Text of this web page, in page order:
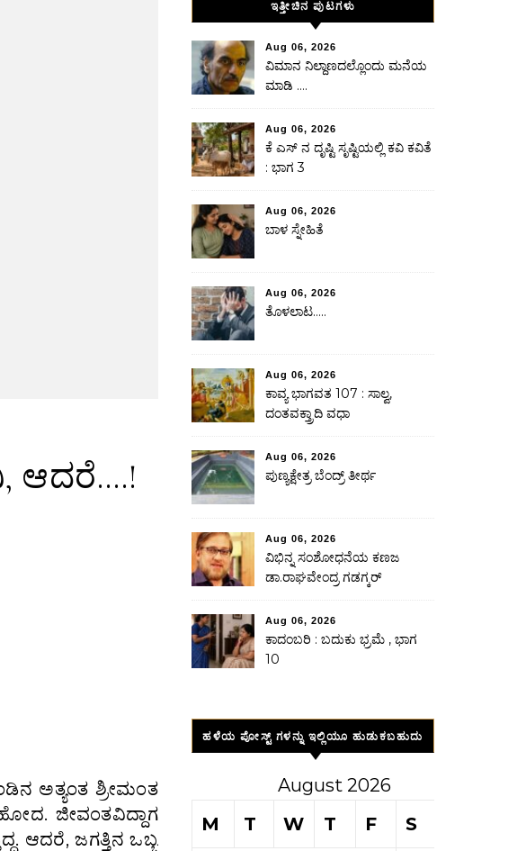
ಆದರೆ….!
ಅತ್ಯಂತ ಶ್ರೀಮಂತ
ಜೀವಂತವಿದ್ದಾಗ
ಆದರೆ, ಜಗತ್ತಿನ ಒಬ್ಬ
ಇತ್ತೀಚಿನ ಪುಟಗಳು
Aug 06, 2026
ವಿಮಾನ ನಿಲ್ದಾಣದಲ್ಲೊಂದು ಮನೆಯ
ಮಾಡಿ ….
Aug 06, 2026
ಕೆ ಎಸ್ ನ ದೃಷ್ಟಿ ಸೃಷ್ಟಿಯಲ್ಲಿ ಕವಿ ಕವಿತೆ
: ಭಾಗ 3
Aug 06, 2026
ಬಾಳ ಸ್ನೇಹಿತೆ
Aug 06, 2026
ತೊಳಲಾಟ…..
Aug 06, 2026
ಕಾವ್ಯ ಭಾಗವತ 107 : ಸಾಲ್ವ,
ದಂತವಕ್ತ್ರಾದಿ ವಧಾ
Aug 06, 2026
ಪುಣ್ಯಕ್ಷೇತ್ರ ಬೆಂದ್ರ್ ತೀರ್ಥ
Aug 06, 2026
ವಿಭಿನ್ನ ಸಂಶೋಧನೆಯ ಕಣಜ
ಡಾ.ರಾಘವೇಂದ್ರ ಗಡಗ್ಕರ್
Aug 06, 2026
ಕಾದಂಬರಿ : ಬದುಕು ಭ್ರಮೆ , ಭಾಗ
10
ಹಳೆಯ ಪೋಸ್ಟ್ ಗಳನ್ನು ಇಲ್ಲಿಯೂ ಹುಡುಕಬಹುದು
August 2026
M
T W T F S